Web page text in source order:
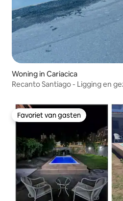
Woning in Cariacica
Recanto Santiago - Ligging en
Favoriet van gasten
Favoriet van gasten